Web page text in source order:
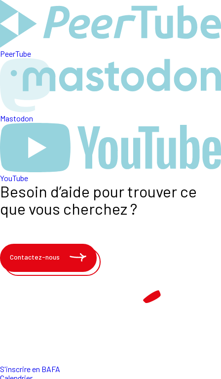
PeerTube
Mastodon
YouTube
Besoin d’aide pour trouver ce
que vous cherchez ?
Contactez-nous
S'inscrire en BAFA